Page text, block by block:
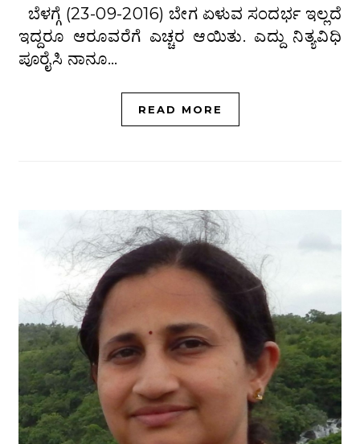
ಬೆಳಗ್ಗೆ (23-09-2016) ಬೇಗ ಏಳುವ ಸಂದರ್ಭ ಇಲ್ಲದೆ
ಇದ್ದರೂ ಆರೂವರೆಗೆ ಎಚ್ಚರ ಆಯಿತು. ಎದ್ದು ನಿತ್ಯವಿಧಿ
ಪೂರೈಸಿ ನಾನೂ…
READ MORE